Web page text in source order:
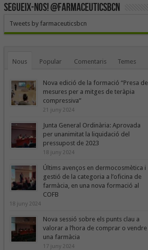
SEGUEIX-NOS! @farmaceuticsbcn
Tweets by farmaceuticsbcn
Nous Popular Comentaris Temes
Nova edició de la formació “Presa de
mesures per a mitges de teràpia
compressiva”
21 juny 2024
Junta General Ordinària: Aprovada
per unanimitat la liquidació del
pressupost de 2023
18 juny 2024
Últims avenços en dermocosmètica i
gestió de la categoria a l’oficina de
farmàcia, en una nova formació al
COFB
18 juny 2024
Nova sessió sobre els punts clau a
valorar a l’hora de comprar o vendre
una farmàcia
17 juny 2024